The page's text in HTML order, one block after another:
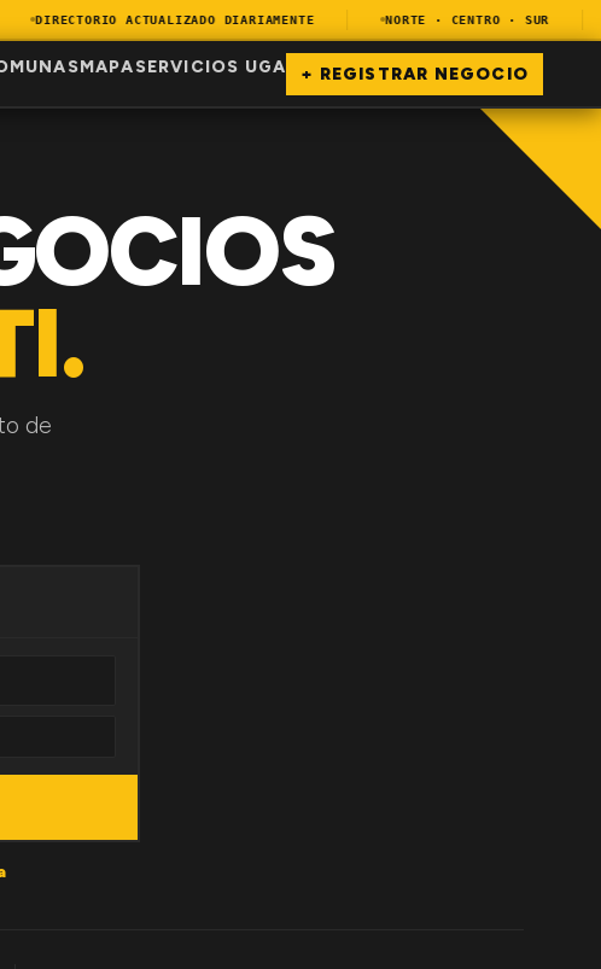
DIRECTORIO ACTUALIZADO DIARIAMENTE NORTE · CENTRO · SUR
MAPASERVICIOS UGA + REGISTRAR NEGOCIO
de